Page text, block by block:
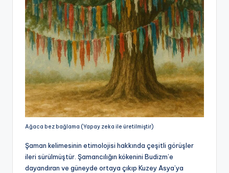
Ağaca bez bağlama (Yapay zeka ile üretilmiştir)
Şaman kelimesinin etimolojisi hakkında çeşitli görüşler
ileri sürülmüştür. Şamancılığın kökenini Budizm’e
dayandıran ve güneyde ortaya çıkıp Kuzey Asya’ya